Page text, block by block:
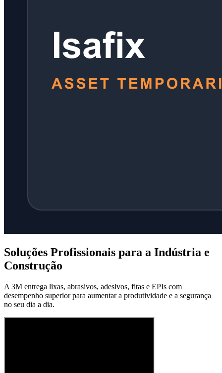
Soluções Profissionais para a Indústria e
Construção
A 3M entrega lixas, abrasivos, adesivos, fitas e EPIs com
desempenho superior para aumentar a produtividade e a segurança
no seu dia a dia.